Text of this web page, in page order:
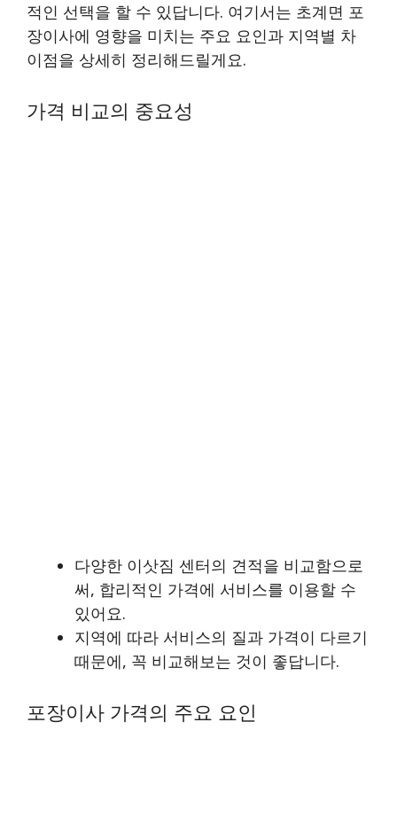
적인 선택을 할 수 있답니다. 여기서는 초계면 포
장이사에 영향을 미치는 주요 요인과 지역별 차
이점을 상세히 정리해드릴게요.
가격 비교의 중요성
다양한 이삿짐 센터의 견적을 비교함으로
써, 합리적인 가격에 서비스를 이용할 수
있어요.
지역에 따라 서비스의 질과 가격이 다르기
때문에, 꼭 비교해보는 것이 좋답니다.
포장이사 가격의 주요 요인